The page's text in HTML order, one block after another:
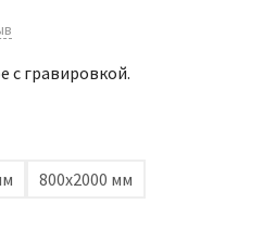
с гравировкой.
800х2000 мм